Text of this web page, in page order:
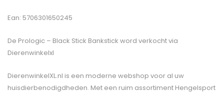
Ean: 5706301650245
De Prologic – Black Stick Bankstick word verkocht via
Dierenwinkelxl
DierenwinkelXL.nl is een moderne webshop voor al uw
huisdierbenodigdheden. Met een ruim assortiment Hengelsport